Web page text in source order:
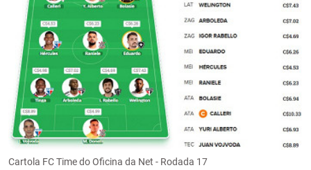
Cartola FC Time do Oficina da Net - Rodada 17